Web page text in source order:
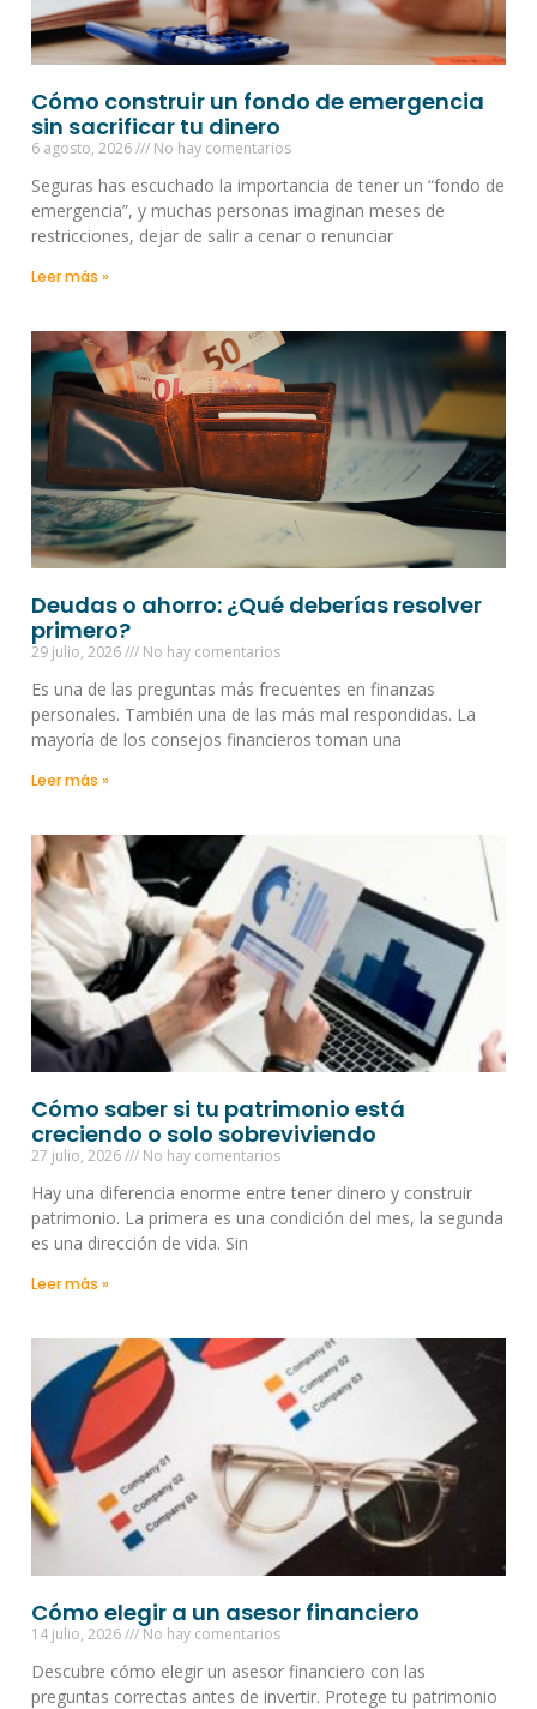
Cómo construir un fondo de emergencia
sin sacrificar tu dinero
6 agosto, 2026 No hay comentarios
Seguras has escuchado la importancia de tener un “fondo de
emergencia”, y muchas personas imaginan meses de
restricciones, dejar de salir a cenar o renunciar
Leer más »
Deudas o ahorro: ¿Qué deberías resolver
primero?
29 julio, 2026 No hay comentarios
Es una de las preguntas más frecuentes en finanzas
personales. También una de las más mal respondidas. La
mayoría de los consejos financieros toman una
Leer más »
Cómo saber si tu patrimonio está
creciendo o solo sobreviviendo
27 julio, 2026 No hay comentarios
Hay una diferencia enorme entre tener dinero y construir
patrimonio. La primera es una condición del mes, la segunda
es una dirección de vida. Sin
Leer más »
Cómo elegir a un asesor financiero
14 julio, 2026 No hay comentarios
Descubre cómo elegir un asesor financiero con las
preguntas correctas antes de invertir. Protege tu patrimonio